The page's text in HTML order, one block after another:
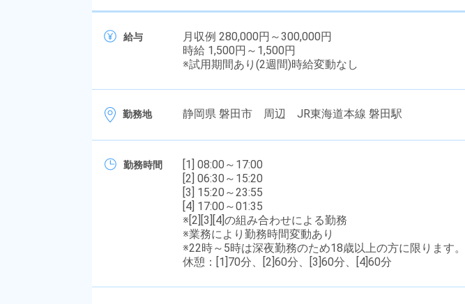
給与
月収例 280,000円～300,000円
時給 1,500円～1,500円
※試用期間あり(2週間)時給変動なし
勤務地 静岡県 磐田市 周辺 JR東海道本線 磐田駅
勤務時間
[1] 08:00～17:00
[2] 06:30～15:20
[3] 15:20～23:55
[4] 17:00～01:35
※[2][3][4]の組み合わせによる勤務
※業務により勤務時間変動あり
※22時～5時は深夜勤務のため18歳以上の方に限ります。
休憩：[1]70分、[2]60分、[3]60分、[4]60分